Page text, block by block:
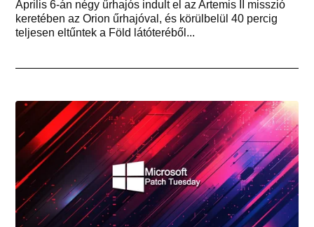
Április 6-án négy űrhajós indult el az Artemis II misszió
keretében az Orion űrhajóval, és körülbelül 40 percig
teljesen eltűntek a Föld látóteréből...